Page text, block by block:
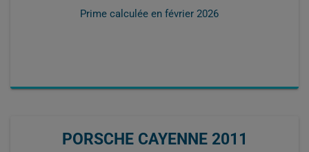
Prime calculée en février 2026
PORSCHE CAYENNE 2011